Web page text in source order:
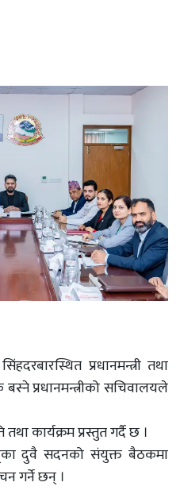
प्रधानमन्त्री तथा
प्रधानमन्त्रीको सचिवालयले
कार्यक्रम प्रस्तुत गर्दै छ ।
दुवै सदनको संयुक्त बैठकमा
गर्ने छन् ।